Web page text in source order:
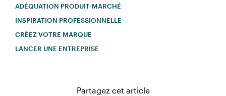
ADÉQUATION PRODUIT-MARCHÉ
INSPIRATION PROFESSIONNELLE
CRÉEZ VOTRE MARQUE
LANCER UNE ENTREPRISE
Partagez cet article